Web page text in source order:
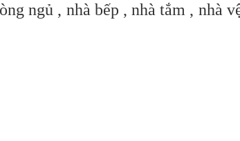
ngủ , nhà bếp , nhà tắm , nhà